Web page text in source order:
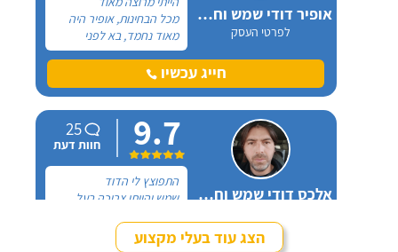
אופיר דודי שמש וחשמל
לפרטי העסק
מכל הבחינות, אופיר היה
מאוד נחמד, בא לפני
לראות את המיקום של
ההתקנה, המחיר היה הוגן
מאוד. נתן מילה ועמד בה
מקצועית היה אמין מאוד,
הגיע בשעות שהיה לי נוח,
היה לארג' והשאיר נקי
ומסודר - מומלץ בחום!
חייג עכשיו
אלכס דודי שמש וחשמל
9.7
25
חוות דעת
התפוצץ לי הדוד
שמש והייתי צריכה בעל
בגוגל טכנאי דודים ואז
הגעתי לקבוצה של העיר
הצג עוד בעלי מקצוע